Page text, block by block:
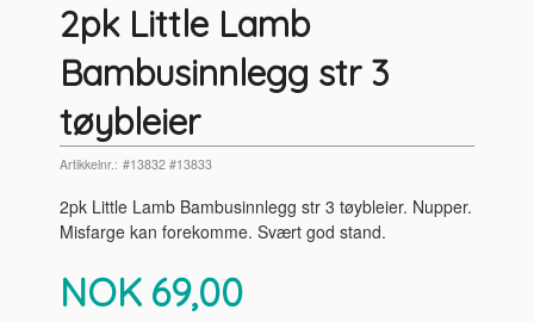
2pk Little Lamb
Bambusinnlegg str 3
tøybleier
Artikkelnr.: #13832 #13833
2pk Little Lamb Bambusinnlegg str 3 tøybleier. Nupper.
Misfarge kan forekomme. Svært god stand.
Pris
NOK 69,00